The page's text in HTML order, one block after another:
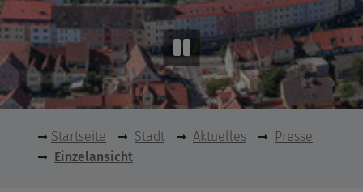
Startseite Stadt Aktuelles
Presse
Einzelansicht